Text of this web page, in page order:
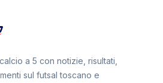
a 5 con notizie, risultati,
sul futsal toscano e